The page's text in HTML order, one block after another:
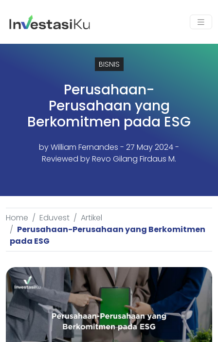
BISNIS
Perusahaan-
Perusahaan yang
Berkomitmen pada ESG
byWilliam Fernandes - 27 May 2024 -
Reviewed by Revo Gilang Firdaus M.
Home Eduvest
Artikel
Perusahaan-Perusahaan yang Berkomitmen
pada ESG